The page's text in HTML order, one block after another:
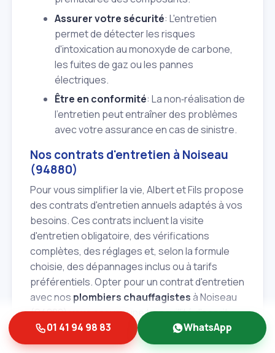
Assurer votre sécurité: L'entretien
permet de détecter les risques
d'intoxication au monoxyde de carbone,
les fuites de gaz ou les pannes
électriques.
Être en conformité: La non‑réalisation de
l'entretien peut entraîner des problèmes
avec votre assurance en cas de sinistre.
Nos contrats d'entretien à Noiseau
(94880)
Pour vous simplifier la vie, Albert et Fils propose
des contrats d'entretien annuels adaptés à vos
besoins. Ces contrats incluent la visite
d'entretien obligatoire, des vérifications
complètes, des réglages et, selon la formule
choisie, des dépannages inclus ou à tarifs
préférentiels. Opter pour un contrat d'entretien
avec nos plombiers chauffagistes à Noiseau
(94880) vous assure une tranquillité d'esprit
tout au long de l'année.
01 41 94 98 83 WhatsApp